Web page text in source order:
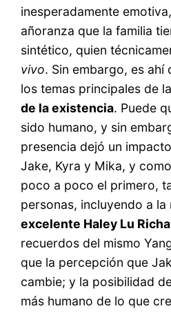
inesperadamente
añoranza que la familia
sintético, quien
vivo. Sin embargo, es
los temas principales de
de la existencia. Puede
sido humano, y sin
presencia dejó un
Jake, Kyra y Mika, y
poco a poco el primero,
personas, incluyendo a la
excelente Haley Lu
recuerdos del mismo
que la percepción que
cambie; y la posibilidad
más humano de lo que